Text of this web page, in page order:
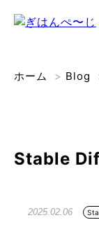
ホーム > Blog
Stable
2025.02.06